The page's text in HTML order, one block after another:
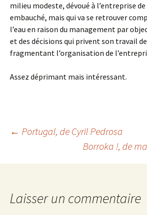
milieu modeste, dévoué à l’entreprise de
embauché, mais qui va se retrouver
l’eau en raison du management par
et des décisions qui privent son travail
fragmentant l’organisation de
Assez déprimant mais intéressant.
Navigation
des
articles
← Portugal, de Cyril Pedrosa
Borroka !, de
Laisser un commentaire